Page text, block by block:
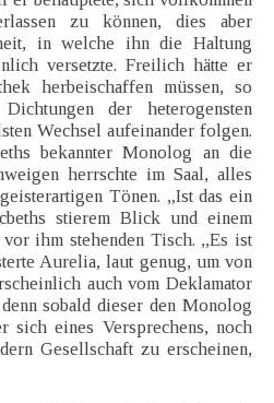
zu können, dies aber
in welche ihn die Haltung
versetzte. Freilich hätte er
herbeischaffen müssen, so
der heterogensten
Wechsel aufeinander folgen.
bekannter Monolog an die
herrschte im Saal, alles
Tönen. „Ist das ein
stierem Blick und einem
ihm stehenden Tisch. „Es ist
Aurelia, laut genug, um von
auch vom Deklamator
sobald dieser den Monolog
sich eines Versprechens, noch
Gesellschaft zu erscheinen,